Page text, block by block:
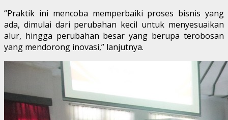
“Praktik ini mencoba memperbaiki proses bisnis yang
ada, dimulai dari perubahan kecil untuk menyesuaikan
alur, hingga perubahan besar yang berupa terobosan
yang mendorong inovasi,” lanjutnya.